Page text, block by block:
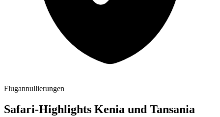
Flugannullierungen
Safari-Highlights Kenia und Tansania